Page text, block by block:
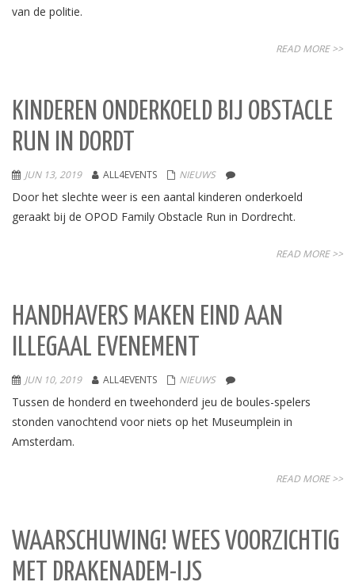
van de politie.
READ MORE >>
KINDEREN ONDERKOELD BIJ OBSTACLE
RUN IN DORDT
JUN 13, 2019 ALL4EVENTS NIEUWS
Door het slechte weer is een aantal kinderen onderkoeld
geraakt bij de OPOD Family Obstacle Run in Dordrecht.
READ MORE >>
HANDHAVERS MAKEN EIND AAN
ILLEGAAL EVENEMENT
JUN 10, 2019 ALL4EVENTS NIEUWS
Tussen de honderd en tweehonderd jeu de boules-spelers
stonden vanochtend voor niets op het Museumplein in
Amsterdam.
READ MORE >>
WAARSCHUWING! WEES VOORZICHTIG
MET DRAKENADEM-IJS